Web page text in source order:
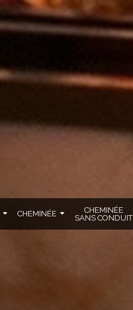
CHEMINÉE
CHEMINÉE
SANS CONDUIT